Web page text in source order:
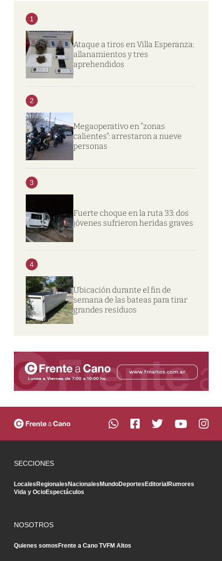
1
Ataque a tiros en Villa Esperanza:
allanamientos y tres
aprehendidos
2
Megaoperativo en “zonas
calientes”: arrestaron a nueve
personas
3
Fuerte choque en la ruta 33: dos
jóvenes sufrieron heridas graves
4
Ubicación durante el fin de
semana de las bateas para tirar
grandes residuos
SECCIONES
Locales Regionales Nacionales MundoDeportes Editorial Rumores
Vida y OcioEspectáculos
NOSOTROS
Quienes somos Frente a Cano TVFM Altos